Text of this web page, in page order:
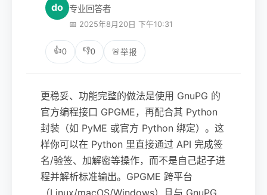
do 专业回答者
📅 2025年8月20日 下午10:31
👍0 👎0 🚨举报
更稳妥、功能完整的做法是使用 GnuPG 的
官方编程接口 GPGME，再配合其 Python
封装（如 PyME 或官方 Python 绑定）。这
样你可以在 Python 里直接通过 API 完成签
名/验签、加解密等操作，而不是自己起子进
程并解析标准输出。GPGME 跨平台
（Linux/macOS/Windows）且与 GnuPG